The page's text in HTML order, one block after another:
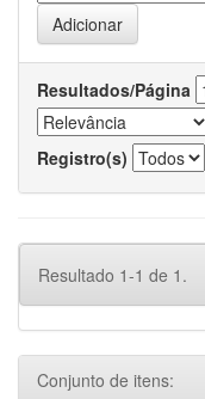
Resultados/Página
Registro(s)
Resultado 1-1 de 1.
Conjunto de itens: